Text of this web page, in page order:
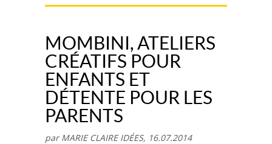
MOMBINI, ATELIERS
CRÉATIFS POUR
ENFANTS ET
DÉTENTE POUR LES
PARENTS
par MARIE CLAIRE IDÉES, 16.07.2014